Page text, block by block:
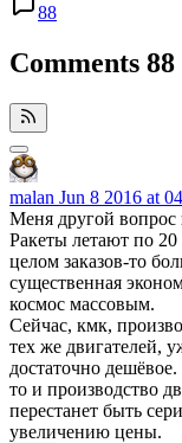
88
Comments 88
malan Jun 8 2016 at
Меня другой вопрос
Ракеты летают по 20
целом заказов-то
существенная
космос массовым.
Сейчас, кмк,
тех же двигателей,
достаточно дешёвое.
то и производство
перестанет быть
увеличению цены.